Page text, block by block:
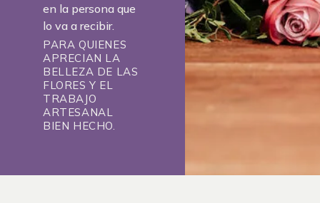
en la persona que
lo va a recibir.
PARA QUIENES
APRECIAN LA
BELLEZA DE LAS
FLORES Y EL
TRABAJO
ARTESANAL
BIEN HECHO.